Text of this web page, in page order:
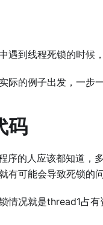
遇到线程死锁的时候
际的例子出发，一步
码
序的人应该都知道，
有可能会导致死锁的问
情况就是thread1占